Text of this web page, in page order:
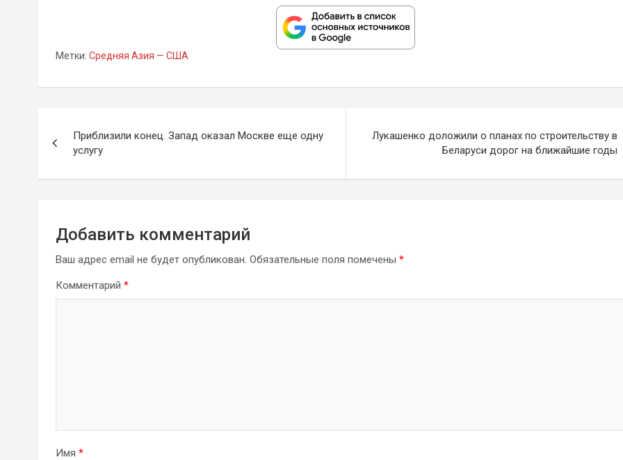
Метки: Средняя Азия — США
по
записям
Приблизили конец. Запад оказал Москве еще одну
услугу
Лукашенко доложили о планах по строительству в
Беларуси дорог на ближайшие годы
Добавить комментарий
Ваш адрес email не будет опубликован. Обязательные поля помечены *
Комментарий *
Имя *